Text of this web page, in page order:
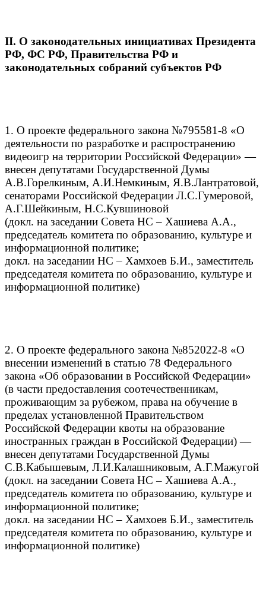
II. О законодательных инициативах Президента
РФ, ФС РФ, Правительства РФ и
законодательных собраний субъектов РФ
1. О проекте федерального закона №795581-8 «О
деятельности по разработке и распространению
видеоигр на территории Российской Федерации» —
внесен депутатами Государственной Думы
А.В.Горелкиным, А.И.Немкиным, Я.В.Лантратовой,
сенаторами Российской Федерации Л.С.Гумеровой,
А.Г.Шейкиным, Н.С.Кувшиновой
(докл. на заседании Совета НС – Хашиева А.А.,
председатель комитета по образованию, культуре и
информационной политике;
докл. на заседании НС – Хамхоев Б.И., заместитель
председателя комитета по образованию, культуре и
информационной политике)
2. О проекте федерального закона №852022-8 «О
внесении изменений в статью 78 Федерального
закона «Об образовании в Российской Федерации»
(в части предоставления соотечественникам,
проживающим за рубежом, права на обучение в
пределах установленной Правительством
Российской Федерации квоты на образование
иностранных граждан в Российской Федерации) —
внесен депутатами Государственной Думы
С.В.Кабышевым, Л.И.Калашниковым, А.Г.Мажугой
(докл. на заседании Совета НС – Хашиева А.А.,
председатель комитета по образованию, культуре и
информационной политике;
докл. на заседании НС – Хамхоев Б.И., заместитель
председателя комитета по образованию, культуре и
информационной политике)